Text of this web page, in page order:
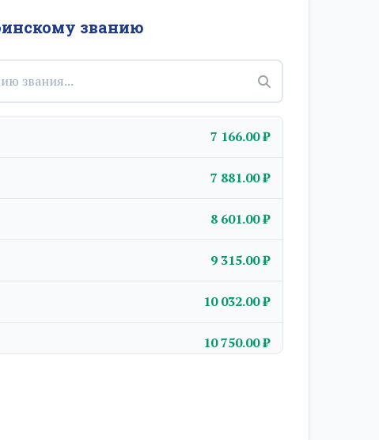
званию
7 166.00 ₽
7 881.00 ₽
8 601.00 ₽
9 315.00 ₽
10 032.00 ₽
10 750.00 ₽